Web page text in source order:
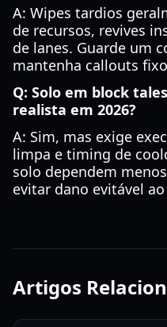
A: Wipes tardios
de recursos, revives
de lanes. Guarde um
mantenha callouts
Q: Solo em block
realista em 2026?
A: Sim, mas exige
limpa e timing de
solo dependem
evitar dano evitável
Artigos